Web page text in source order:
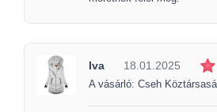
Iva 18.01.2025
A vásárló: Cseh